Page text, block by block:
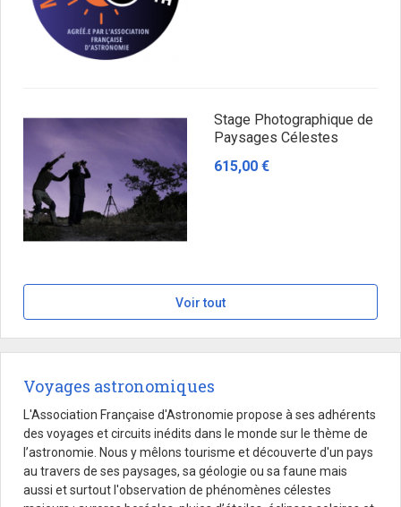
Stage Photographique de
Paysages Célestes
615,00 €
Voir tout
Voyages astronomiques
L'Association Française d'Astronomie propose à ses adhérents
des voyages et circuits inédits dans le monde sur le thème de
l’astronomie. Nous y mêlons tourisme et découverte d'un pays
au travers de ses paysages, sa géologie ou sa faune mais
aussi et surtout l'observation de phénomènes célestes